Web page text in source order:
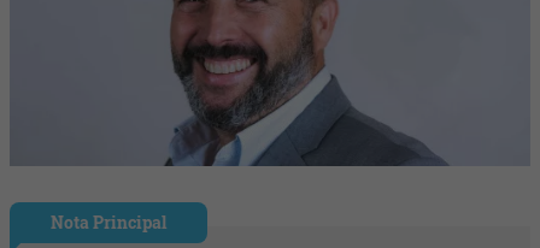
Nota Principal